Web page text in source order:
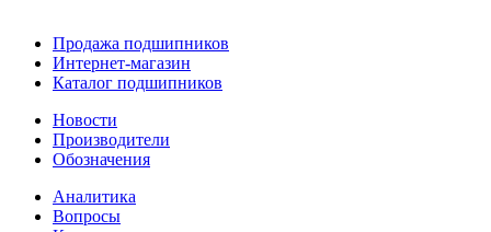
Продажа подшипников
Интернет-магазин
Каталог подшипников
Новости
Производители
Обозначения
Аналитика
Вопросы